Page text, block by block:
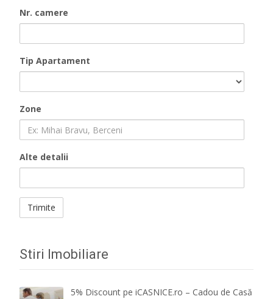
Nr. camere
Tip Apartament
Zone
Alte detalii
Stiri Imobiliare
5% Discount pe iCASNICE.ro – Cadou de Casă